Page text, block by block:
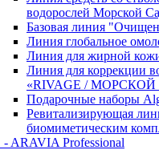
водорослей Морской
Базовая линия
Линия глобальное
Линия для жирной
Линия для коррекции
«RIVAGE / МОРСКОЙ
Подарочные наборы
Ревитализирующая
биомиметическим
- ARAVIA Professional